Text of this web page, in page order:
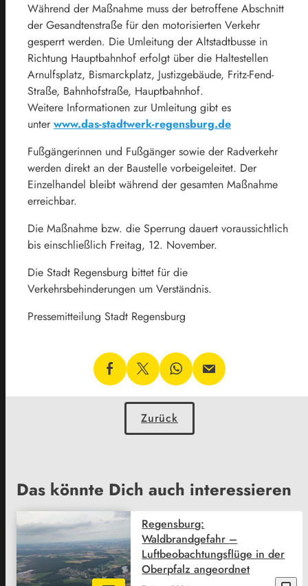
Während der Maßnahme muss der betroffene Abschnitt
der Gesandtenstraße für den motorisierten Verkehr
gesperrt werden. Die Umleitung der Altstadtbusse in
Richtung Hauptbahnhof erfolgt über die Haltestellen
Arnulfsplatz, Bismarckplatz, Justizgebäude, Fritz-Fend-
Straße, Bahnhofstraße, Hauptbahnhof.
Weitere Informationen zur Umleitung gibt es
unter www.das-stadtwerk-regensburg.de
Fußgängerinnen und Fußgänger sowie der Radverkehr
werden direkt an der Baustelle vorbeigeleitet. Der
Einzelhandel bleibt während der gesamten Maßnahme
erreichbar.
Die Maßnahme bzw. die Sperrung dauert voraussichtlich
bis einschließlich Freitag, 12. November.
Die Stadt Regensburg bittet für die
Verkehrsbehinderungen um Verständnis.
Pressemitteilung Stadt Regensburg
Zurück
Das könnte Dich auch interessieren
Regensburg:
Waldbrandgefahr –
Luftbeobachtungsflüge in der
Oberpfalz angeordnet